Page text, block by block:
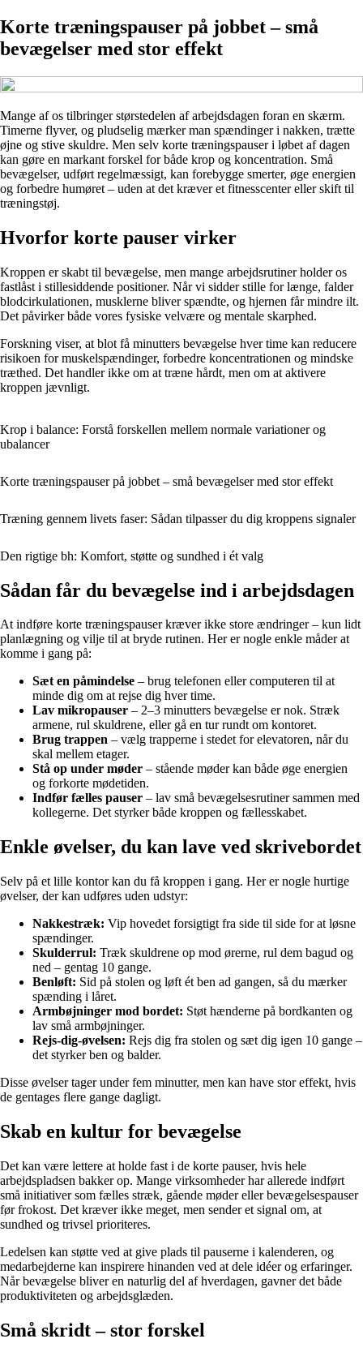
Korte træningspauser på jobbet – små
bevægelser med stor effekt
Mange af os tilbringer størstedelen af arbejdsdagen foran en skærm.
Timerne flyver, og pludselig mærker man spændinger i nakken, trætte
øjne og stive skuldre. Men selv korte træningspauser i løbet af dagen
kan gøre en markant forskel for både krop og koncentration. Små
bevægelser, udført regelmæssigt, kan forebygge smerter, øge energien
og forbedre humøret – uden at det kræver et fitnesscenter eller skift til
træningstøj.
Hvorfor korte pauser virker
Kroppen er skabt til bevægelse, men mange arbejdsrutiner holder os
fastlåst i stillesiddende positioner. Når vi sidder stille for længe, falder
blodcirkulationen, musklerne bliver spændte, og hjernen får mindre ilt.
Det påvirker både vores fysiske velvære og mentale skarphed.
Forskning viser, at blot få minutters bevægelse hver time kan reducere
risikoen for muskelspændinger, forbedre koncentrationen og mindske
træthed. Det handler ikke om at træne hårdt, men om at aktivere
kroppen jævnligt.
Krop i balance: Forstå forskellen mellem normale variationer og
ubalancer
Korte træningspauser på jobbet – små bevægelser med stor effekt
Træning gennem livets faser: Sådan tilpasser du dig kroppens signaler
Den rigtige bh: Komfort, støtte og sundhed i ét valg
Sådan får du bevægelse ind i arbejdsdagen
At indføre korte træningspauser kræver ikke store ændringer – kun lidt
planlægning og vilje til at bryde rutinen. Her er nogle enkle måder at
komme i gang på:
Sæt en påmindelse – brug telefonen eller computeren til at
minde dig om at rejse dig hver time.
Lav mikropauser – 2–3 minutters bevægelse er nok. Stræk
armene, rul skuldrene, eller gå en tur rundt om kontoret.
Brug trappen – vælg trapperne i stedet for elevatoren, når du
skal mellem etager.
Stå op under møder – stående møder kan både øge energien
og forkorte mødetiden.
Indfør fælles pauser – lav små bevægelsesrutiner sammen med
kollegerne. Det styrker både kroppen og fællesskabet.
Enkle øvelser, du kan lave ved skrivebordet
Selv på et lille kontor kan du få kroppen i gang. Her er nogle hurtige
øvelser, der kan udføres uden udstyr:
Nakkestræk: Vip hovedet forsigtigt fra side til side for at løsne
spændinger.
Skulderrul: Træk skuldrene op mod ørerne, rul dem bagud og
ned – gentag 10 gange.
Benløft: Sid på stolen og løft ét ben ad gangen, så du mærker
spænding i låret.
Armbøjninger mod bordet: Støt hænderne på bordkanten og
lav små armbøjninger.
Rejs-dig-øvelsen: Rejs dig fra stolen og sæt dig igen 10 gange –
det styrker ben og balder.
Disse øvelser tager under fem minutter, men kan have stor effekt, hvis
de gentages flere gange dagligt.
Skab en kultur for bevægelse
Det kan være lettere at holde fast i de korte pauser, hvis hele
arbejdspladsen bakker op. Mange virksomheder har allerede indført
små initiativer som fælles stræk, gående møder eller bevægelsespauser
før frokost. Det kræver ikke meget, men sender et signal om, at
sundhed og trivsel prioriteres.
Ledelsen kan støtte ved at give plads til pauserne i kalenderen, og
medarbejderne kan inspirere hinanden ved at dele idéer og erfaringer.
Når bevægelse bliver en naturlig del af hverdagen, gavner det både
produktiviteten og arbejdsglæden.
Små skridt – stor forskel